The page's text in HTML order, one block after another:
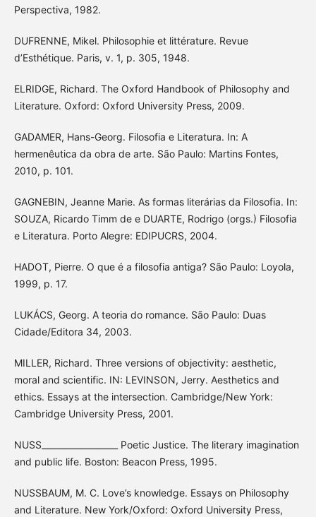
Perspectiva, 1982.
DUFRENNE, Mikel. Philosophie et littérature. Revue
d’Esthétique. Paris, v. 1, p. 305, 1948.
ELRIDGE, Richard. The Oxford Handbook of Philosophy and
Literature. Oxford: Oxford University Press, 2009.
GADAMER, Hans-Georg. Filosofia e Literatura. In: A
hermenêutica da obra de arte. São Paulo: Martins Fontes,
2010, p. 101.
GAGNEBIN, Jeanne Marie. As formas literárias da Filosofia. In:
SOUZA, Ricardo Timm de e DUARTE, Rodrigo (orgs.) Filosofia
e Literatura. Porto Alegre: EDIPUCRS, 2004.
HADOT, Pierre. O que é a filosofia antiga? São Paulo: Loyola,
1999, p. 17.
LUKÁCS, Georg. A teoria do romance. São Paulo: Duas
Cidade/Editora 34, 2003.
MILLER, Richard. Three versions of objectivity: aesthetic,
moral and scientific. IN: LEVINSON, Jerry. Aesthetics and
ethics. Essays at the intersection. Cambridge/New York:
Cambridge University Press, 2001.
NUSS__________________ Poetic Justice. The literary imagination
and public life. Boston: Beacon Press, 1995.
NUSSBAUM, M. C. Love’s knowledge. Essays on Philosophy
and Literature. New York/Oxford: Oxford University Press,